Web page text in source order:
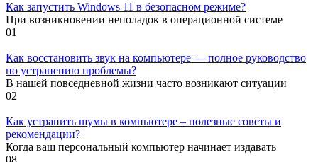
Как запустить Windows 11 в безопасном режиме?
При возникновении неполадок в операционной системе
01
Как восстановить звук на компьютере — полное руководство
по устранению проблемы?
В нашей повседневной жизни часто возникают ситуации
02
Как устранить шумы в компьютере – полезные советы и
рекомендации?
Когда ваш персональный компьютер начинает издавать